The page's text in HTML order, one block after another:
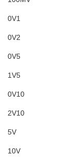
0V1
0V2
0V5
1V5
0V10
2V10
5V
10V